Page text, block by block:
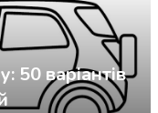
50 варіантів